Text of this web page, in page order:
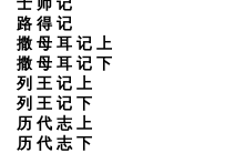
路 得 记
撒 母 耳 记 上
撒 母 耳 记 下
列 王 记 上
列 王 记 下
历 代 志 上
历 代 志 下